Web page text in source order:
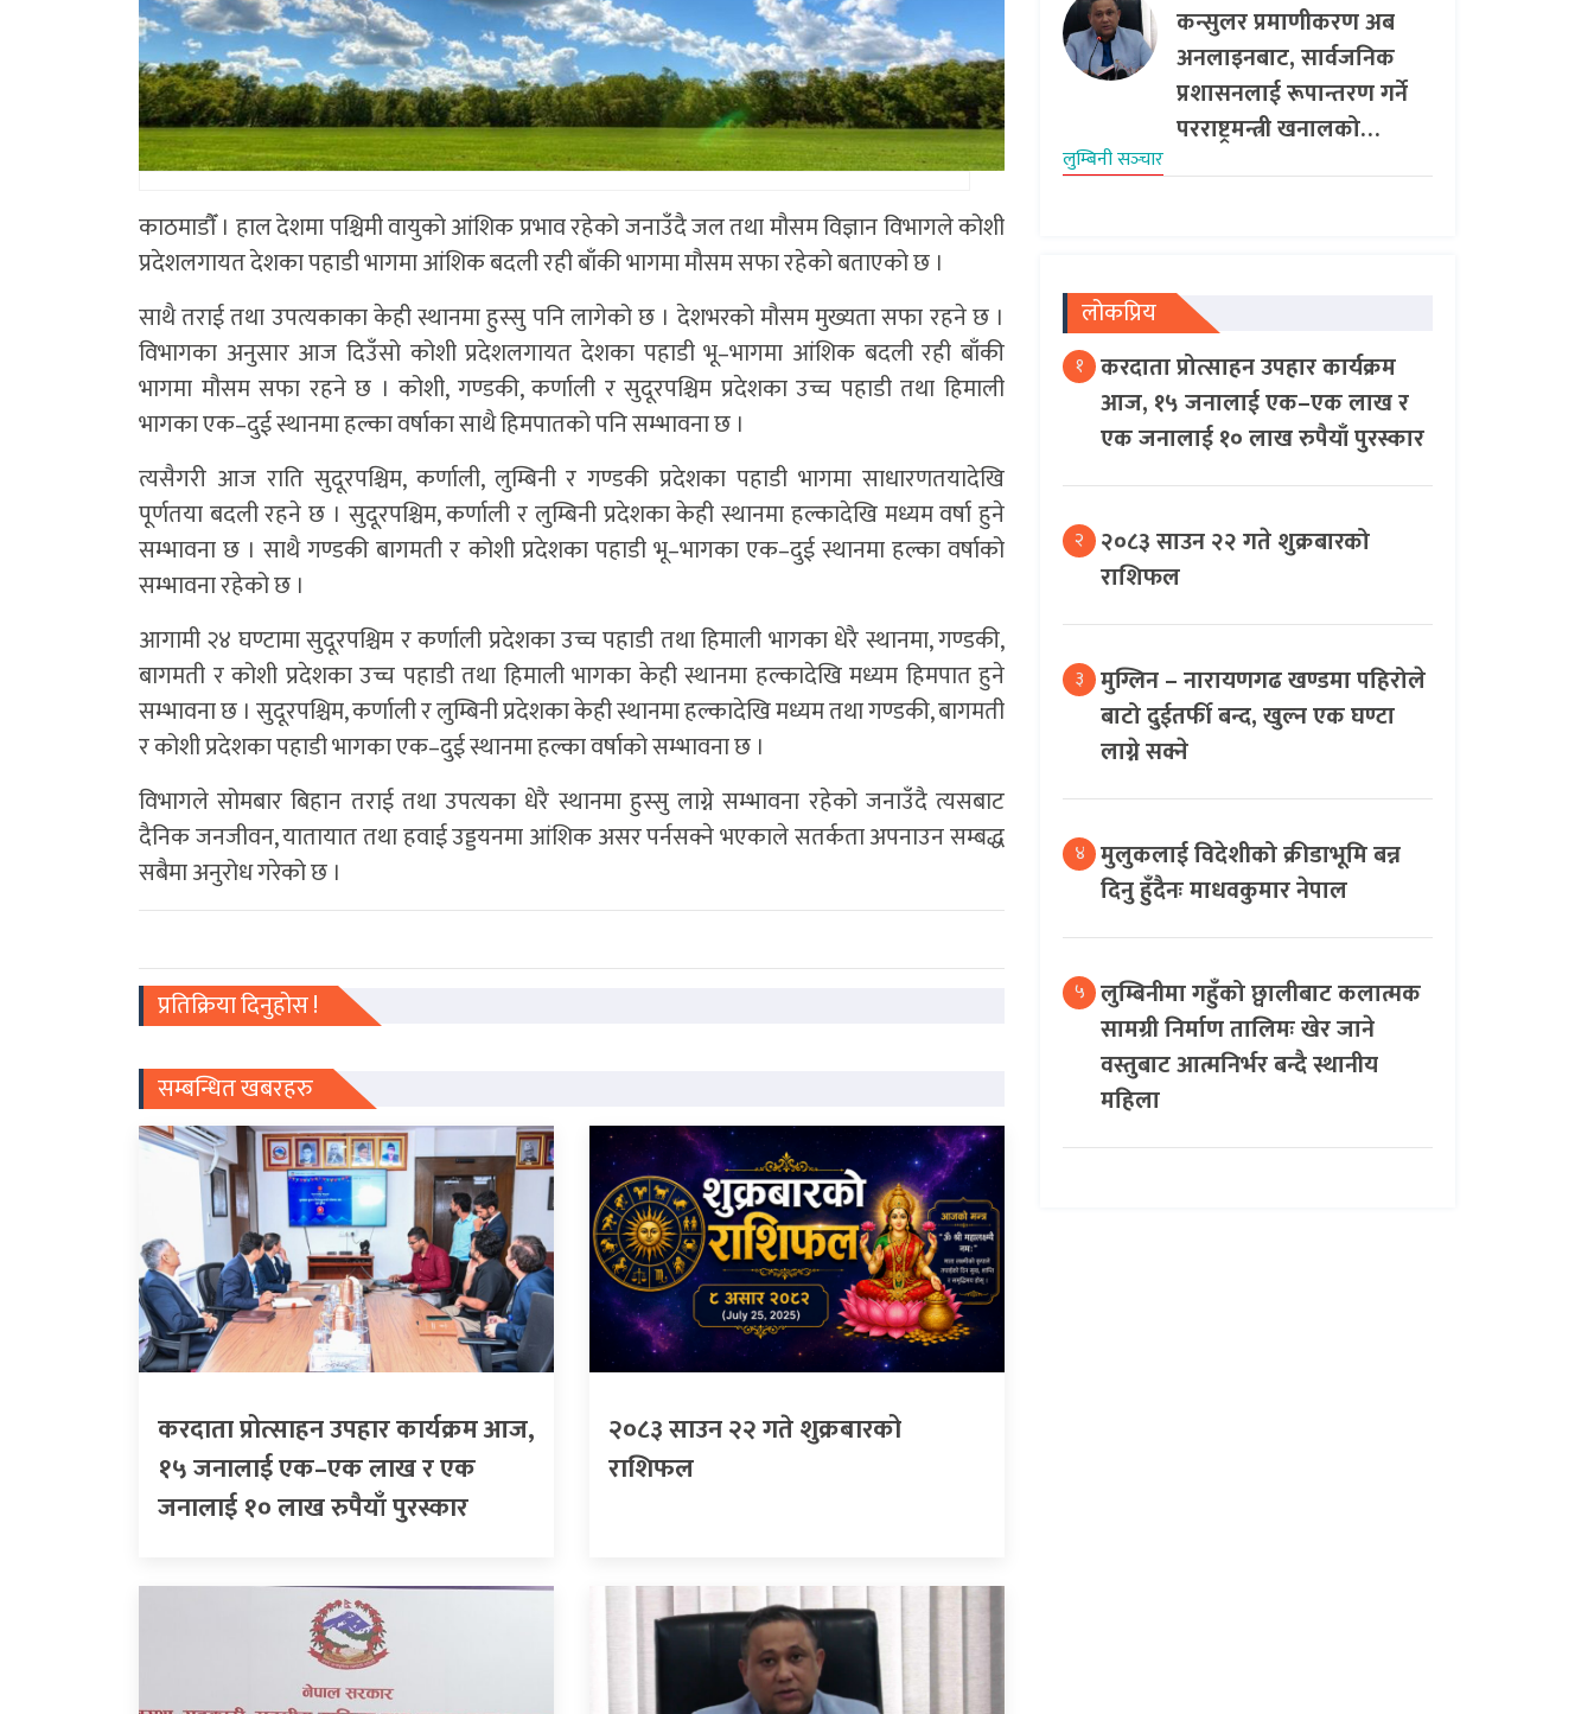
काठमाडाैँ । हाल देशमा पश्चिमी वायुको आंशिक प्रभाव रहेको जनाउँदै जल तथा मौसम विज्ञान विभागले कोशी
प्रदेशलगायत देशका पहाडी भागमा आंशिक बदली रही बाँकी भागमा मौसम सफा रहेको बताएको छ ।
साथै तराई तथा उपत्यकाका केही स्थानमा हुस्सु पनि लागेको छ । देशभरको मौसम मुख्यता सफा रहने छ ।
विभागका अनुसार आज दिउँसो कोशी प्रदेशलगायत देशका पहाडी भू–भागमा आंशिक बदली रही बाँकी
भागमा मौसम सफा रहने छ । कोशी, गण्डकी, कर्णाली र सुदूरपश्चिम प्रदेशका उच्च पहाडी तथा हिमाली
भागका एक–दुई स्थानमा हल्का वर्षाका साथै हिमपातको पनि सम्भावना छ ।
त्यसैगरी आज राति सुदूरपश्चिम, कर्णाली, लुम्बिनी र गण्डकी प्रदेशका पहाडी भागमा साधारणतयादेखि
पूर्णतया बदली रहने छ । सुदूरपश्चिम, कर्णाली र लुम्बिनी प्रदेशका केही स्थानमा हल्कादेखि मध्यम वर्षा हुने
सम्भावना छ । साथै गण्डकी बागमती र कोशी प्रदेशका पहाडी भू–भागका एक–दुई स्थानमा हल्का वर्षाको
सम्भावना रहेको छ ।
आगामी २४ घण्टामा सुदूरपश्चिम र कर्णाली प्रदेशका उच्च पहाडी तथा हिमाली भागका धेरै स्थानमा, गण्डकी,
बागमती र कोशी प्रदेशका उच्च पहाडी तथा हिमाली भागका केही स्थानमा हल्कादेखि मध्यम हिमपात हुने
सम्भावना छ । सुदूरपश्चिम, कर्णाली र लुम्बिनी प्रदेशका केही स्थानमा हल्कादेखि मध्यम तथा गण्डकी, बागमती
र कोशी प्रदेशका पहाडी भागका एक–दुई स्थानमा हल्का वर्षाको सम्भावना छ ।
विभागले सोमबार बिहान तराई तथा उपत्यका धेरै स्थानमा हुस्सु लाग्ने सम्भावना रहेको जनाउँदै त्यसबाट
दैनिक जनजीवन, यातायात तथा हवाई उड्डयनमा आंशिक असर पर्नसक्ने भएकाले सतर्कता अपनाउन सम्बद्ध
सबैमा अनुरोध गरेको छ ।
प्रतिक्रिया दिनुहोस !
सम्बन्धित खबरहरु
करदाता प्रोत्साहन उपहार कार्यक्रम आज,
१५ जनालाई एक–एक लाख र एक
जनालाई १० लाख रुपैयाँ पुरस्कार
२०८३ साउन २२ गते शुक्रबारको
राशिफल
कन्सुलर प्रमाणीकरण अब
अनलाइनबाट, सार्वजनिक
प्रशासनलाई रूपान्तरण गर्ने
परराष्ट्रमन्त्री खनालको…
लुम्बिनी सञ्‍चार
लोकप्रिय
१ करदाता प्रोत्साहन उपहार कार्यक्रम
आज, १५ जनालाई एक–एक लाख र
एक जनालाई १० लाख रुपैयाँ पुरस्कार
२ २०८३ साउन २२ गते शुक्रबारको
राशिफल
३ मुग्लिन – नारायणगढ खण्डमा पहिरोले
बाटो दुईतर्फी बन्द, खुल्न एक घण्टा
लाग्ने सक्ने
४ मुलुकलाई विदेशीको क्रीडाभूमि बन्न
दिनु हुँदैनः माधवकुमार नेपाल
५ लुम्बिनीमा गहुँको छ्वालीबाट कलात्मक
सामग्री निर्माण तालिमः खेर जाने
वस्तुबाट आत्मनिर्भर बन्दै स्थानीय
महिला